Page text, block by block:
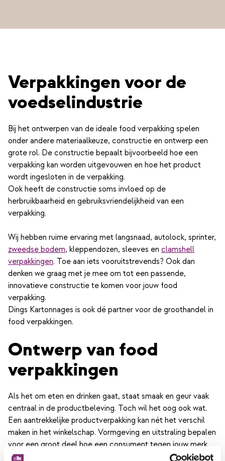
Verpakkingen voor de
voedselindustrie
Bij het ontwerpen van de ideale food verpakking spelen
onder andere materiaalkeuze, constructie en ontwerp een
grote rol. De constructie bepaalt bijvoorbeeld hoe een
verpakking kan worden uitgevouwen en hoe het product
wordt ingesloten in de verpakking.
Ook heeft de constructie soms invloed op de
herbruikbaarheid en gebruiksvriendelijkheid van een
verpakking.
Wij hebben ruime ervaring met langsnaad, autolock, sprinter,
zweedse bodem, kleppendozen, sleeves en clamshell
verpakkingen. Toe aan iets vooruitstrevends? Ook dan
denken we graag met je mee om tot een passende,
innovatieve constructie te komen voor jouw food
verpakking.
Dings Kartonnages is ook dé partner voor de groothandel in
food verpakkingen.
Ontwerp van food
verpakkingen
Als het om eten en drinken gaat, staat smaak en geur vaak
centraal in de productbeleving. Toch wil het oog ook wat.
Een aantrekkelijke productverpakking kan nét het verschil
maken in het winkelschap. Vormgeving en uitstraling bepalen
voor een groot deel hoe een consument tegen jouw merk
aan kijkt. Juist kleurgebruik kan een product smakelijker doen